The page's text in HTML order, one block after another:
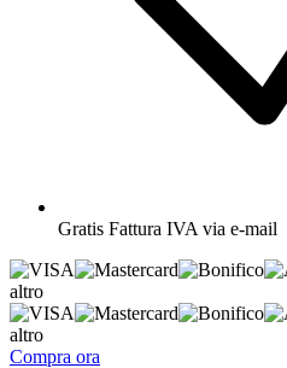
Gratis Fattura IVA via e-mail
altro
altro
Compra ora